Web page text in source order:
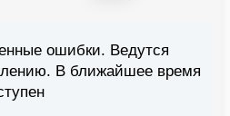
ошибки. Ведутся
В ближайшее время